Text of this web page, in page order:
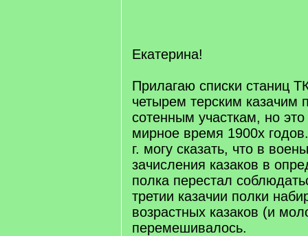
Екатерина!
Прилагаю списки станиц
четырем терским казачим
сотенным участкам, но
мирное время 1900х
г. могу сказать, что в
зачисления казаков в
полка перестал
третии казачии полки
возрастных казаков (и
перемешивалось.